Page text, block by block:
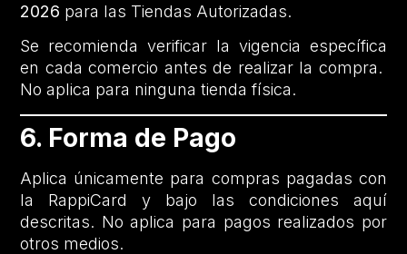
2026 para las Tiendas Autorizadas.
Se recomienda verificar la vigencia específica
en cada comercio antes de realizar la compra.
No aplica para ninguna tienda física.
6. Forma de Pago
Aplica únicamente para compras pagadas con
la RappiCard y bajo las condiciones aquí
descritas. No aplica para pagos realizados por
otros medios.